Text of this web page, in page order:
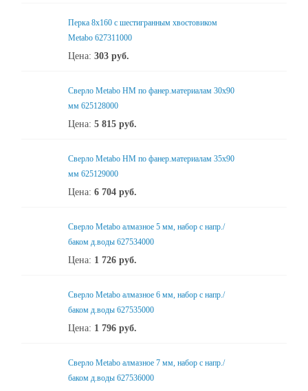
Перка 8x160 с шестигранным хвостовиком
Metabo 627311000
Цена: 303 руб.
Сверло Metabo HM по фанер.материалам 30х90
мм 625128000
Цена: 5 815 руб.
Сверло Metabo HM по фанер.материалам 35х90
мм 625129000
Цена: 6 704 руб.
Сверло Metabo алмазное 5 мм, набор с напр./
баком д.воды 627534000
Цена: 1 726 руб.
Сверло Metabo алмазное 6 мм, набор с напр./
баком д.воды 627535000
Цена: 1 796 руб.
Сверло Metabo алмазное 7 мм, набор с напр./
баком д.воды 627536000